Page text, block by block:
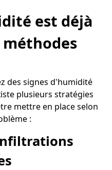
est déjà
méthodes
des signes d'humidité
plusieurs stratégies
mettre en place selon
: